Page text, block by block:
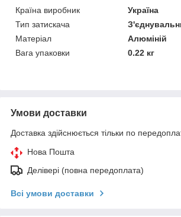
Країна виробник
Україна
Тип затискача
Матеріал
Алюміній
Вага упаковки
0.22 кг
Умови доставки
Доставка здійснюється тільки по
Нова Пошта
Делівері (повна передоплата)
Всі умови доставки